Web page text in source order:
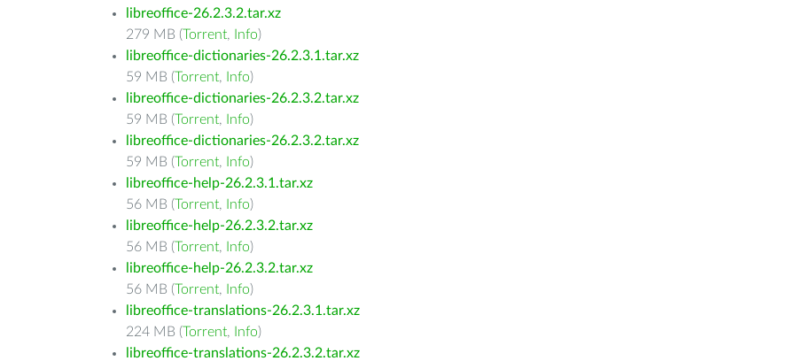
libreoffice-26.2.3.2.tar.xz
279 MB (Torrent, Info)
libreoffice-dictionaries-26.2.3.1.tar.xz
59 MB (Torrent, Info)
libreoffice-dictionaries-26.2.3.2.tar.xz
59 MB (Torrent, Info)
libreoffice-dictionaries-26.2.3.2.tar.xz
59 MB (Torrent, Info)
libreoffice-help-26.2.3.1.tar.xz
56 MB (Torrent, Info)
libreoffice-help-26.2.3.2.tar.xz
56 MB (Torrent, Info)
libreoffice-help-26.2.3.2.tar.xz
56 MB (Torrent, Info)
libreoffice-translations-26.2.3.1.tar.xz
224 MB (Torrent, Info)
libreoffice-translations-26.2.3.2.tar.xz